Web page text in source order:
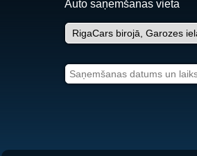
Auto saņemšanas vieta